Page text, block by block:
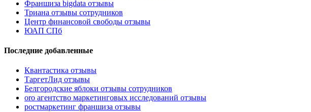
Франшиза bigdata отзывы
Триана отзывы сотрудников
Центр финансовой свободы отзывы
ЮАП СПб
Последние добавленные
Квантастика отзывы
ТаргетЛид отзывы
Белгородские яблоки отзывы сотрудников
oro агентство маркетинговых исследований отзывы
ростмаркетинг франшиза отзывы